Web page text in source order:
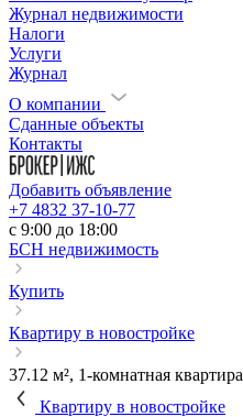
Журнал недвижимости
Налоги
Услуги
Журнал
О компании
Сданные объекты
Контакты
Добавить объявление
+7 4832 37-10-77
c 9:00 до 18:00
БСН недвижимость
Купить
Квартиру в новостройке
37.12 м², 1-комнатная квартира
Квартиру в новостройке